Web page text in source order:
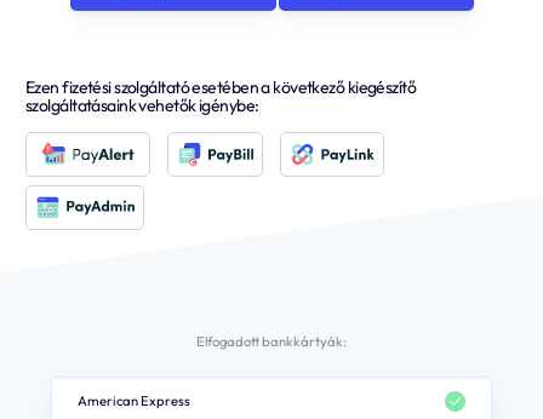
Ezen fizetési szolgáltató esetében a következő kiegészítő
szolgáltatásaink vehetők igénybe:
Elfogadott bankkártyák:
American Express